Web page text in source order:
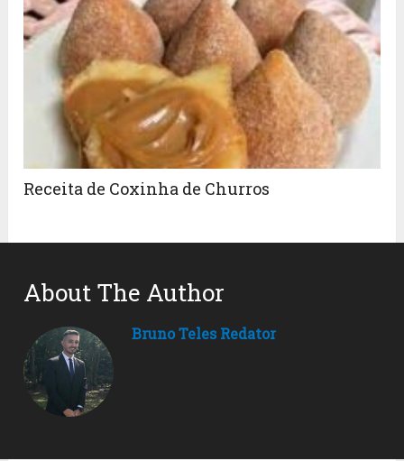
Receita de Coxinha de Churros
About The Author
Bruno Teles Redator